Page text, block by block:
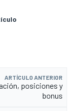
ARTÍCULO ANTERIOR
posiciones y
bonus